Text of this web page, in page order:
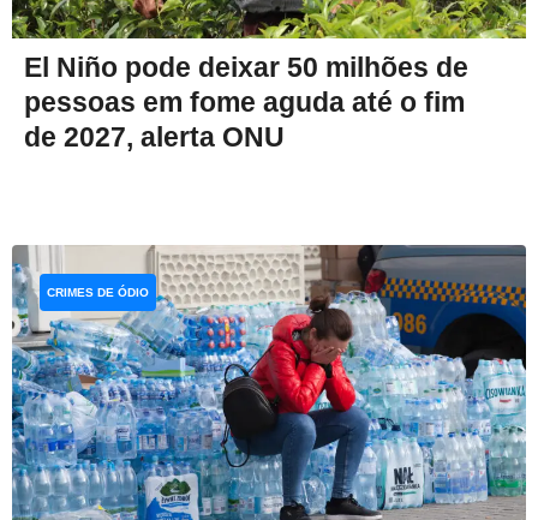
El Niño pode deixar 50 milhões de
pessoas em fome aguda até o fim
de 2027, alerta ONU
CRIMES DE ÓDIO